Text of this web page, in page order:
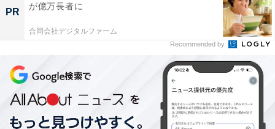
PR
が億万長者に
合同会社デジタルファーム
Recommended by